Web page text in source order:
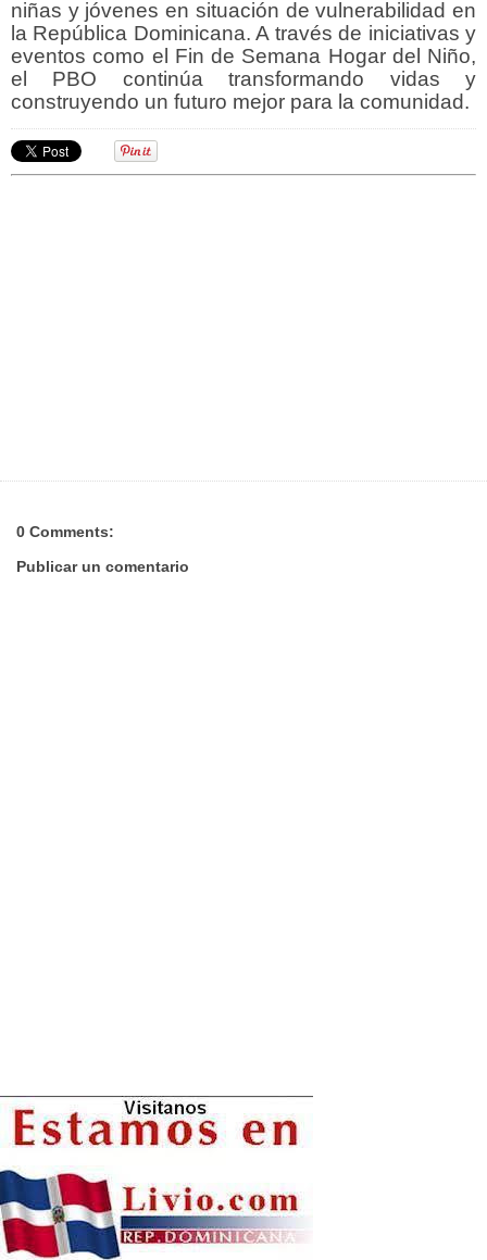
niñas y jóvenes en situación de vulnerabilidad en
la República Dominicana. A través de iniciativas y
eventos como el Fin de Semana Hogar del Niño,
el PBO continúa transformando vidas y
construyendo un futuro mejor para la comunidad.
0 Comments:
Publicar un comentario